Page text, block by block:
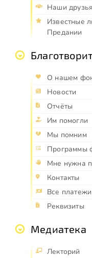
Наши друзья
Известные
Предании
О нашем
Новости
Отчёты
Им помогли
Мы помним
Программы
Мне нужна
Контакты
Все платежи
Реквизиты
Медиатека
Лекторий